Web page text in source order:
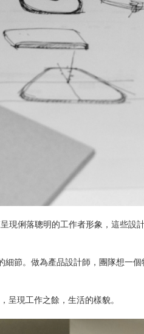
現俐落聰明的工作者形象，這些設
節。做為產品設計師，團隊想一
呈現工作之餘，生活的樣貌。